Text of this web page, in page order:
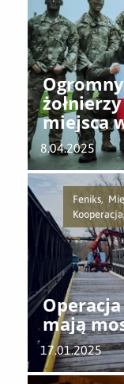
miejsca
w USA
8.04.2025
Feniks,
Operacja
mają
17.01.2025